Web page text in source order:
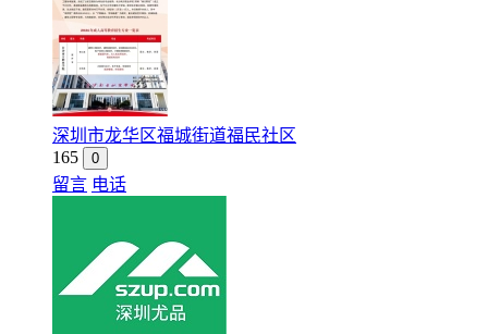
深圳市龙华区福城街道福民社区
165
0
留言 电话